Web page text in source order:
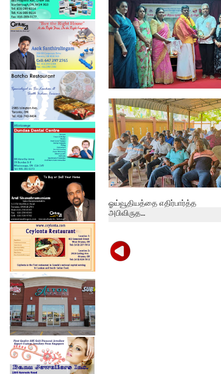
பேத்தாழை பொது நூலகத்தில்
உலக புத்தக...
ஓய்வூதியத்தை எதிர்பார்த்த
அபிவிருத...